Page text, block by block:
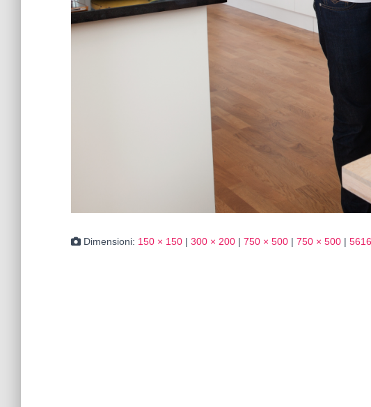
Dimensioni: 150 × 150 | 300 × 200 | 750 × 500 | 750 × 500 |